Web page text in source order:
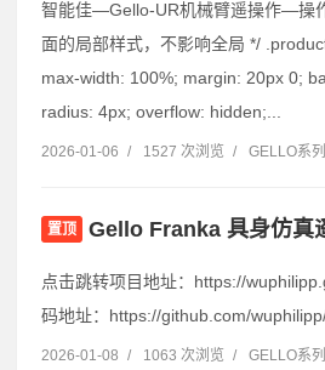
智能佳—Gello-UR机械臂遥操作—操
面的局部样式，不影响全局 */
max-width: 100%; margin: 20px 0;
radius: 4px; overflow: hidden;...
2026-01-06 / 1527 次浏览 / GELLO系
置顶 Gello Franka 具身仿真
点击跳转项目地址：https://
码地址：https://github.com/
2026-01-08 / 1063 次浏览 / GELLO系